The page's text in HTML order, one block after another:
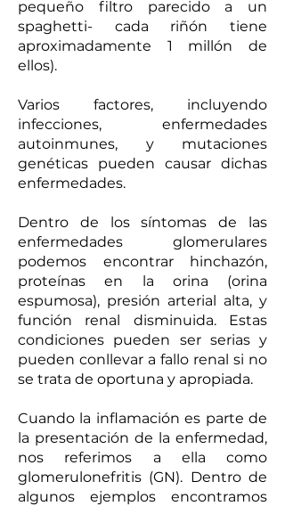
pequeño filtro parecido a un
spaghetti- cada riñón tiene
aproximadamente 1 millón de
ellos).
Varios factores, incluyendo
infecciones, enfermedades
autoinmunes, y mutaciones
genéticas pueden causar dichas
enfermedades.
Dentro de los síntomas de las
enfermedades glomerulares
podemos encontrar hinchazón,
proteínas en la orina (orina
espumosa), presión arterial alta, y
función renal disminuida. Estas
condiciones pueden ser serias y
pueden conllevar a fallo renal si no
se trata de oportuna y apropiada.
Cuando la inflamación es parte de
la presentación de la enfermedad,
nos referimos a ella como
glomerulonefritis (GN). Dentro de
algunos ejemplos encontramos